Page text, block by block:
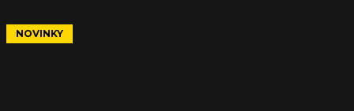
NOVINKY